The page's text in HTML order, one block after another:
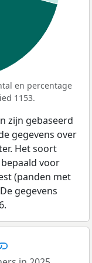
en percentage
1153.
zijn gebaseerd
gegevens over
Het soort
voor
(panden met
gegevens